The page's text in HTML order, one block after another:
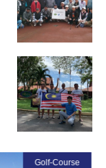
Golf-Course